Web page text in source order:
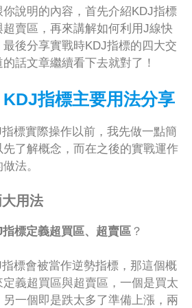
說明的內容，首先介紹KDJ指標
賣區，再來講解如何利用J線快
後分享實戰時KDJ指標的四大交
話文章繼續看下去就對了！
指標主要用法分享
標實際操作以前，我先做一點簡
了解概念，而在之後的實戰運作
法。
用法
標定義超買區、超賣區 ？
標會被當作逆勢指標，那這個概
義超買區與超賣區，一個是買太
一個即是跌太多了準備上漲，兩